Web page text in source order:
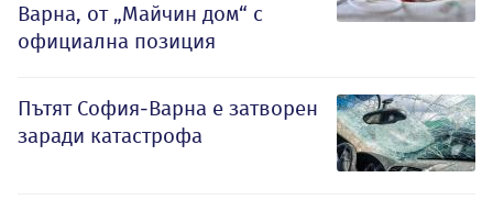
Варна, от „Майчин дом“ с
официална позиция
Пътят София-Варна е затворен
заради катастрофа